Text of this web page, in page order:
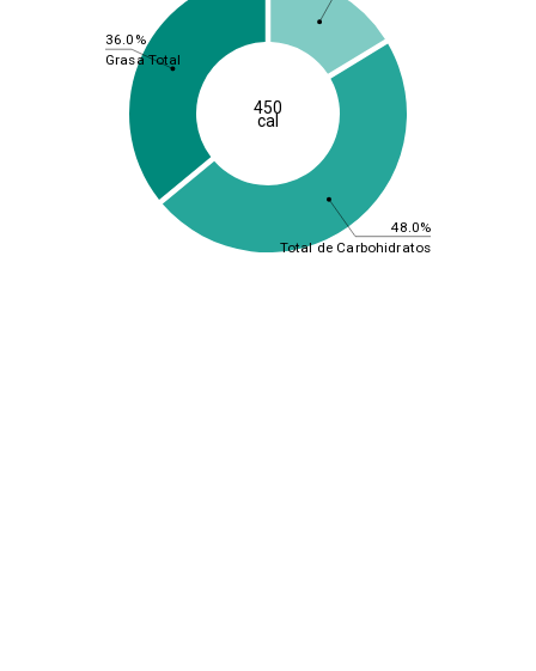
48.0%
36.0%
Total de Carbohidratos
Grasa Total
450
cal